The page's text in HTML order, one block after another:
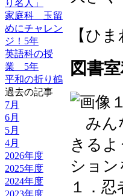
り名人」
家庭科 玉留
めにチャレン
ジ！5年
英語科の授
業 5年
平和の折り鶴
過去の記事
7月
6月
5月
4月
2026年度
2025年度
2024年度
2023年度
【ひ
図書
みん
きる
ショ
１．